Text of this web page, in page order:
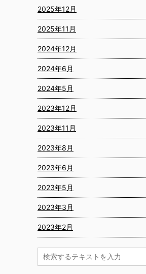
2025年12月
2025年11月
2024年12月
2024年6月
2024年5月
2023年12月
2023年11月
2023年8月
2023年6月
2023年5月
2023年3月
2023年2月